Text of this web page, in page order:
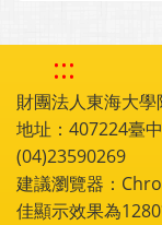
:::
財團法人東海大
地址：407224臺
(04)23590269
建議瀏覽器：
佳顯示效果為